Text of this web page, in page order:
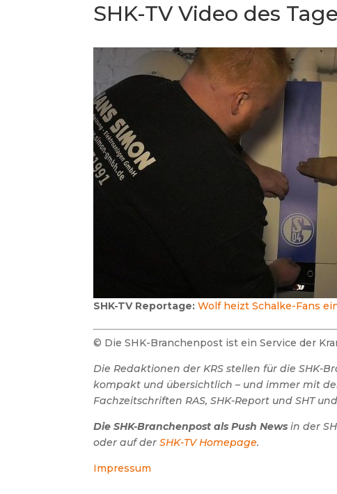
SHK-TV Video des
SHK-TV Reportage: Wolf heizt Schalke-Fans
© Die SHK-Branchenpost ist ein Service der
Die Redaktionen der KRS stellen für die SHK-
kompakt und übersichtlich – und immer mit
Fachzeitschriften RAS, SHK-Report und SHT
Die SHK-Branchenpost als Push News in der
oder auf derSHK-TV Homepage.
Impressum